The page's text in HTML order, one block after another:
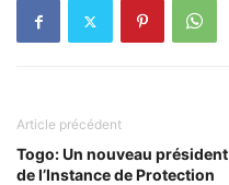
Article précédent
Togo: Un nouveau président
de l’Instance de Protection